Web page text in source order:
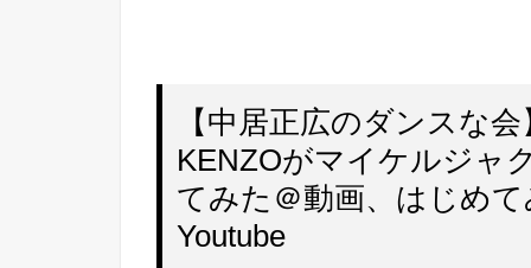
【中居正広のダンスな
KENZOがマイケルジャ
てみた＠動画、はじめ
Youtube